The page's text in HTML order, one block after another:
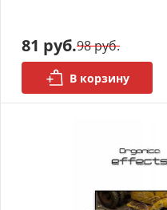
АРХИВ
81 руб.98 руб.
В корзину